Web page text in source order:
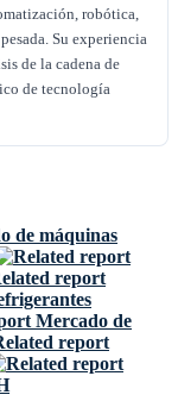
robótica,
Su experiencia
de la cadena de
de tecnología
de máquinas
Mercado de